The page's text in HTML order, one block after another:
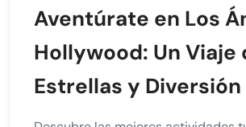
Aventúrate en Los
Hollywood: Un Viaje
Estrellas y Diversión